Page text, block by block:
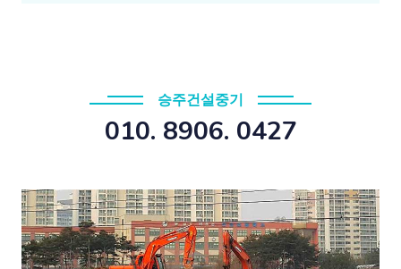
승주건설중기
010. 8906. 0427